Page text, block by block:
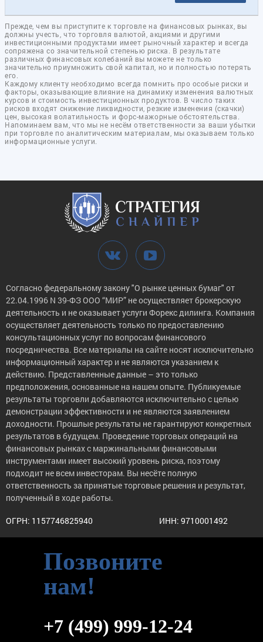
Прежде, чем вы приступите к торговле на финансовых рынках, вы
должны учесть, что торговля валютой, акциями и другими
инвестиционными продуктами имеет рыночный характер и всегда
сопряжена со значительной степенью риска. В результате
различных финансовых колебаний вы можете не только
значительно приумножить свой капитал, но и полностью потерять
его.
Каждому клиенту необходимо всегда помнить про особые риски и
факторы, оказывающие влияние на динамику изменения валютных
курсов и стоимость инвестиционных продуктов. В число таких
рисков входят снижение ликвидности, резкие изменения (скачки)
цен, высокая волатильность и форс-мажорные обстоятельства.
Напоминаем вам, что мы не несём ответственности за ваши убытки
при торговле по аналитическим материалам, мы оказываем только
информационные услуги.
Согласно федеральному закону "О рынке ценных бумаг" от
22.04.1996 N 39-ФЗ ООО “МИР” не осуществляет брокерскую
деятельность и не оказывает услуги Форекс дилинга. Компания
осуществляет деятельность только по предоставлению
консультационных услуг по вопросам финансового
посредничества. Все материалы на сайте носят исключительно
информационный характер и не являются указанием к
действию. Представленные данные – это только
предположения, основанные на нашем опыте. Публикуемые
результаты торговли добавляются исключительно с целью
демонстрации эффективности и не являются заявлением
доходности. Прошлые результаты не гарантируют конкретных
результатов в будущем. Проведение торговых операций на
финансовых рынках с маржинальными финансовыми
инструментами имеет высокий уровень риска, поэтому
подходит не всем инвесторам. Вы несёте полную
ответственность за принятые торговые решения и результат,
полученный в ходе работы.
ОГРН: 1157746825940 ИНН: 9710001492
Позвоните
нам!
+7 (499) 999-12-24